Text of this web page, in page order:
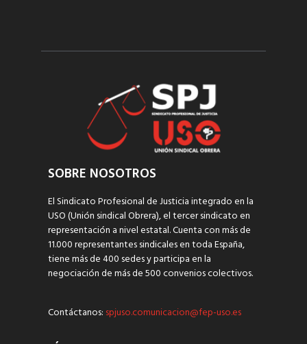
SOBRE NOSOTROS
El Sindicato Profesional de Justicia integrado en la
USO (Unión sindical Obrera), el tercer sindicato en
representación a nivel estatal. Cuenta con más de
11.000 representantes sindicales en toda España,
tiene más de 400 sedes y participa en la
negociación de más de 500 convenios colectivos.
Contáctanos: spjuso.comunicacion@fep-uso.es